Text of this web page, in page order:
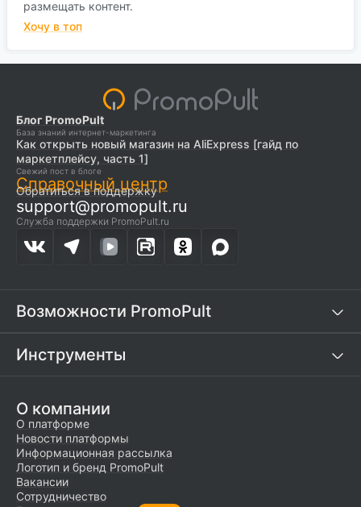
размещать контент.
Хочу в топ
Блог PromoPult
База знаний интернет-маркетинга
Как открыть новый магазин на AliExpress [гайд по
маркетплейсу, часть 1]
Свежий пост в блоге
Справочный центр
Обратиться в поддержку
support@promopult.ru
Служба поддержки PromoPult.ru
Возможности PromoPult
Инструменты
О компании
О платформе
Новости платформы
Информационная рассылка
Логотип и бренд PromoPult
Вакансии
Сотрудничество